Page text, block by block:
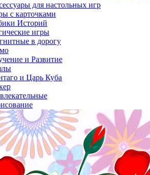
для настольных игр
с карточками
Историй
игры
в дорогу
и Развитие
и Царь Куба